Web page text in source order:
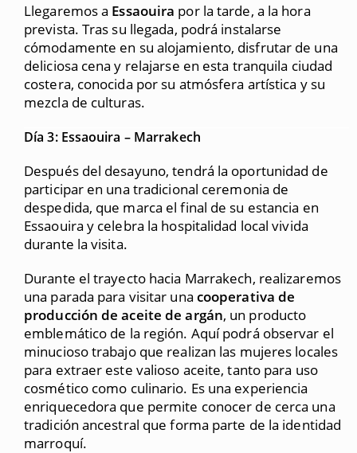
Llegaremos a Essaouira por la tarde, a la hora
prevista. Tras su llegada, podrá instalarse
cómodamente en su alojamiento, disfrutar de una
deliciosa cena y relajarse en esta tranquila ciudad
costera, conocida por su atmósfera artística y su
mezcla de culturas.
Día 3: Essaouira – Marrakech
Después del desayuno, tendrá la oportunidad de
participar en una tradicional ceremonia de
despedida, que marca el final de su estancia en
Essaouira y celebra la hospitalidad local vivida
durante la visita.
Durante el trayecto hacia Marrakech, realizaremos
una parada para visitar una cooperativa de
producción de aceite de argán, un producto
emblemático de la región. Aquí podrá observar el
minucioso trabajo que realizan las mujeres locales
para extraer este valioso aceite, tanto para uso
cosmético como culinario. Es una experiencia
enriquecedora que permite conocer de cerca una
tradición ancestral que forma parte de la identidad
marroquí.